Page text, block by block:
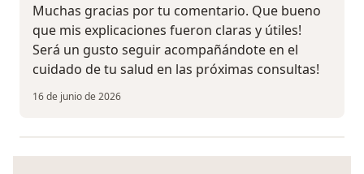
Muchas gracias por tu comentario. Que bueno
que mis explicaciones fueron claras y útiles!
Será un gusto seguir acompañándote en el
cuidado de tu salud en las próximas consultas!
16 de junio de 2026